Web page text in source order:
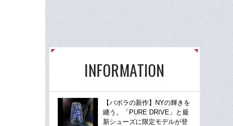
INFORMATION
【バボラの新作】NYの輝きを
纏う。「PURE DRIVE」と最
新シューズに限定モデルが登